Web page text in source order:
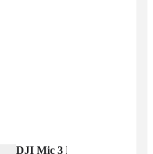
DJI Mic 3 Menge